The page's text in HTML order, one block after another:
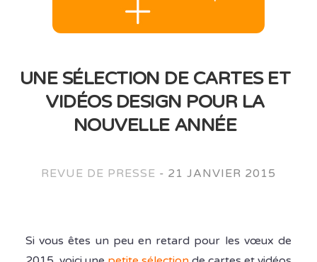
UNE SÉLECTION DE CARTES ET
VIDÉOS DESIGN POUR LA
NOUVELLE ANNÉE
REVUE DE PRESSE - 21 JANVIER 2015
Si vous êtes un peu en retard pour les vœux de